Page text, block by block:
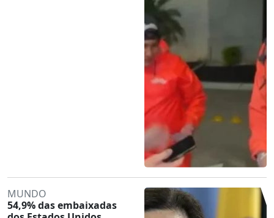
MUNDO
54,9% das embaixadas